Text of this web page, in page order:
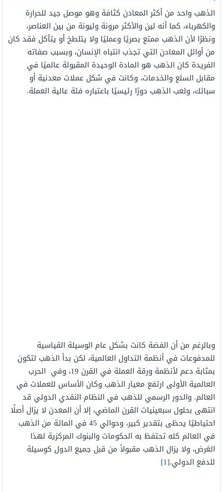
الذهب واحد من أكثر المعادن كثافة وهو موصل جيد للحرارة
والكهرباء، كما أنه لين والأكثر مرونة وليونة من بين العناصر،
ونظرًا لأن الذهب ممتع بصريًا وعمليًا ولا يتلطخ أو يتآكل فقد كان
من أوائل المعادن التي تجذب انتباه الإنسان، وبسبب صفاته
الفريدة كان الذهب هو المادة الوحيدة المقبولة عالميًا في
مقابل السلع والخدمات، وكانت في شكل عملات معدنية أو
سبائك، ولعب الذهب دورًا رئيسيًا باعتباره فئة عالية العملة.
وبالرغم من أن الفضة كانت بشكل عام الوسيلة القياسية
للمدفوعات في أنظمة التداول العالمية، لكن بدأ الذهب لتكون
بمثابة دعم لأنظمة ورقة العملة في القرن 19، وفي الحرب
العالمية الأولى ارتفع معيار الذهب وكان الأساس للعملات في
العالم. والدور الرسمي للذهب في النظام النقدي الدولي قد
انتهى بحلول سبعينيات القرن الماضي، إلا أن المعدن لا يزال أصلًا
احتياطيًا يحظى بتقدير كبير، وحوالي 45 في المائة من الذهب
في العالم كله تحتفظ به الحكومات والبنوك المركزية لهذا
الغرض، ولا يزال الذهب مقبولاً من قبل جميع الدول كوسيلة
للدفع الدولي.[1]